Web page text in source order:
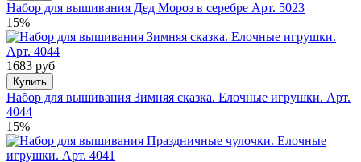
Набор для вышивания Дед Мороз в серебре Арт. 5023
15%
1683 руб
Купить
Набор для вышивания Зимняя сказка. Елочные игрушки. Арт.
4044
15%